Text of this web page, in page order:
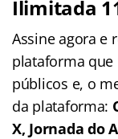
Ilimitada
Assine agora e
plataforma que
públicos e, o
da plataforma:
X, Jornada do